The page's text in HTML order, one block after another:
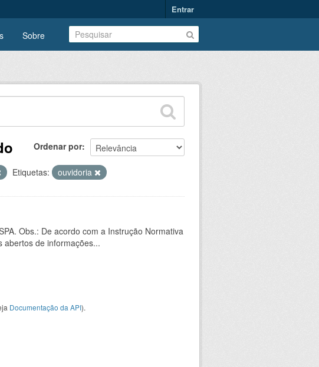
Entrar
Sobre
Ordenar por
Etiquetas: ouvidoria
Obs.: De acordo com a Instrução Normativa
abertos de informações...
Documentação da API).